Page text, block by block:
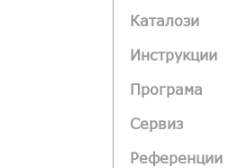
Каталози
Инструкции
Програма
Сервиз
Референции